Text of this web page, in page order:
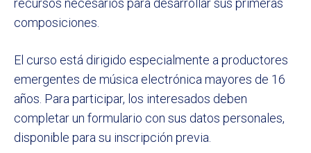
recursos necesarios para desarrollar sus primeras
composiciones.
El curso está dirigido especialmente a productores
emergentes de música electrónica mayores de 16
años. Para participar, los interesados deben
completar un formulario con sus datos personales,
disponible para su inscripción previa.